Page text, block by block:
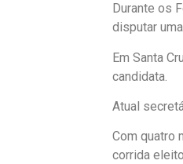
Durante os
disputar
Em Santa
candidata.
Atual
Com quatro
corrida